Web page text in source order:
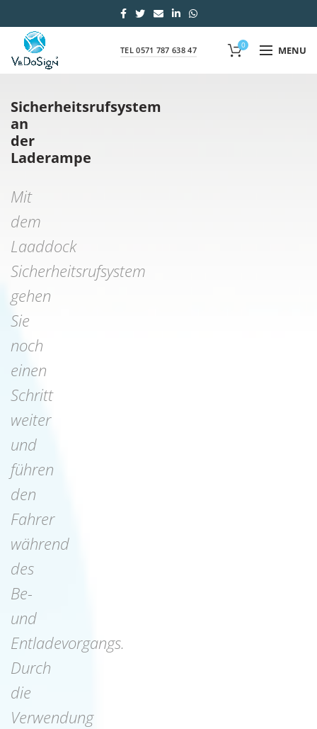
TEL 0571 787 638 47
0 MENU
Sicherheitsrufsystem
an
der
Laderampe
Mit
dem
Laaddock
Sicherheitsrufsystem
gehen
Sie
noch
einen
Schritt
weiter
und
führen
den
Fahrer
während
des
Be-
und
Entladevorgangs.
Durch
die
Verwendung